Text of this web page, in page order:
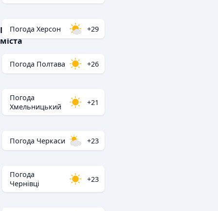
Популярні
міста
Погода Херсон +29
Погода Полтава +26
Погода
Хмельницький
+21
Погода Черкаси +23
Погода
Чернівці
+23